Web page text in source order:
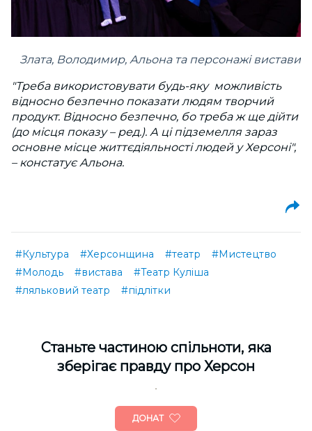
Злата, Володимир, Альона та персонажі вистави
"Треба використовувати будь-яку можливість
відносно безпечно показати людям творчий
продукт. Відносно безпечно, бо треба ж ще дійти
(до місця показу – ред.). А ці підземелля зараз
основне місце життєдіяльності людей у Херсоні",
– констатує Альона.
#Культура #Херсонщина #театр
#Мистецтво
#Молодь
#вистава
#Театр Куліша
#ляльковий театр
#підлітки
Cтаньте частиною спільноти, яка
зберігає правду про Херсон
ДОНАТ